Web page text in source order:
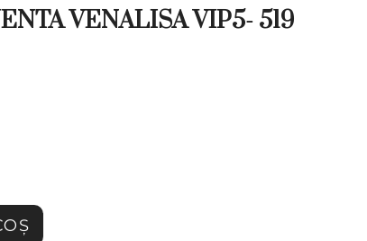
VENALISA VIP5- 519